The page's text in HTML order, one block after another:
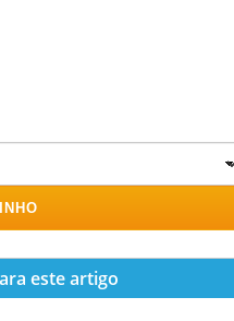
este artigo